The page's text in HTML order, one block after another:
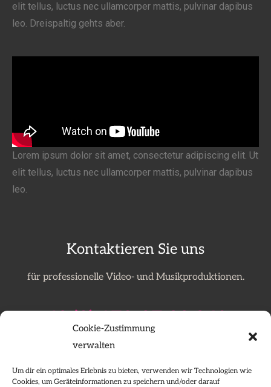
Cookie-Zustimmung
verwalten
Um dir ein optimales Erlebnis zu bieten, verwenden wir Technologien wie
Cookies, um Geräteinformationen zu speichern und/oder darauf
elit tellus, luctus nec ullamcorper mattis, pulvinar dapibus
leo. Dreispaltig gehts aber.
Lorem ipsum dolor sit amet, consectetur adipiscing elit. Ut
elit tellus, luctus nec ullamcorper mattis, pulvinar dapibus
leo.
Kontaktieren Sie uns
für professionelle Video- und Musikproduktionen.
+49 (0) 170-27 39 360
movie@picture.ag